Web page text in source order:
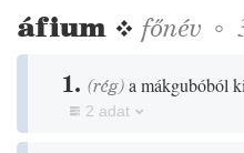
áfium ❖ főnév ◦
1. (rég)a mákgubóból
2 adat